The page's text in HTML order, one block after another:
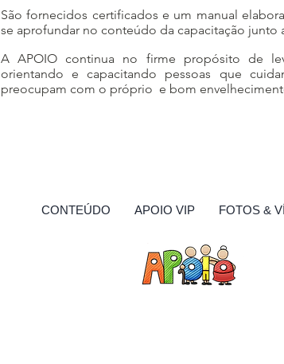
São fornecidos certificados e um manual
se aprofundar no conteúdo da capacitação junto
A APOIO continua no firme propósito de
orientando e capacitando pessoas que
preocupam com o próprio e bom
CONTEÚDO APOIO VIP FOTOS &